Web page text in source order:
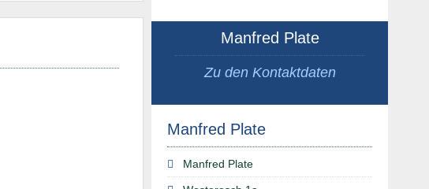
Manfred Plate
Zu den Kontaktdaten
Manfred Plate
Manfred Plate